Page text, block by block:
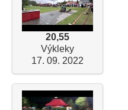
20,55
Výkleky
17. 09. 2022